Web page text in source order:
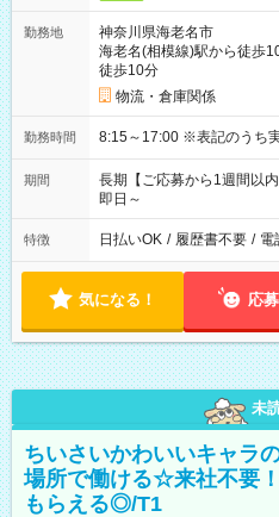
勤務地
神奈川県海老名市
海老名(相模線)駅から徒歩
徒歩10分
物流・倉庫関係
勤務時間 8:15～17:00 ※表記
期間
長期【ご応募から1週間以
即日～
特徴 日払いOK / 履歴書不要 / 電
気になる！ 応
未
ちいさいかわいいキャラ
場所で働ける☆来社不要
もらえる◎/T1